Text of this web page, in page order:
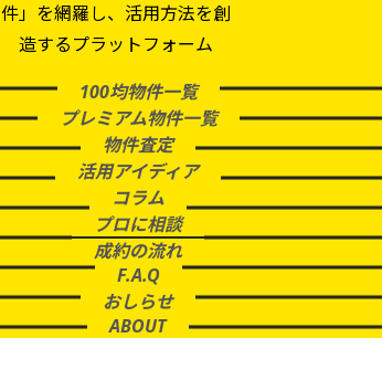
件」を網羅し、活用方法を創
造するプラットフォーム
100均物件一覧
プレミアム物件一覧
物件査定
活用アイディア
コラム
プロに相談
成約の流れ
F.A.Q
おしらせ
ABOUT